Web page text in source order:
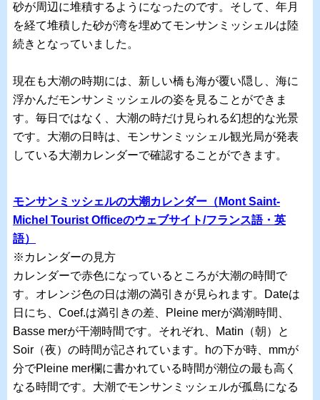
砂が周辺に堆積するようになったのです。そして、年月
を経て堆積した砂が湾を埋めてモンサンミッシェルは陸
続きとなっていました。
現在も大潮の時期には、新しい橋も海が覆い隠し、海に
浮かんだモンサンミッシェルの姿を見ることができま
す。毎日ではなく、大潮の時だけ見られる幻想的な光景
です。大潮の日時は、モンサンミッシェル観光局が発表
している大潮カレンダーで確認することができます。
モンサンミッシェルの大潮カレンダー（Mont Saint-
Michel Tourist Officeのウェブサイト/フランス語・英
語）
※カレンダーの見方
カレンダーで赤色になっているところが大潮の時間で
す。オレンジ色の日は潮の満引きが見られます。Dateは
日にち、Coef.は満引きの差、Pleine merが満潮時間、
Basse merが干潮時間です。それぞれ、Matin（朝）と
Soir（夜）の時間が記されています。hの下が時、mmが
分でPleine mer欄に書かれている時間が潮位の最も高く
なる時間です。大潮でモンサンミッシェルが孤島になる